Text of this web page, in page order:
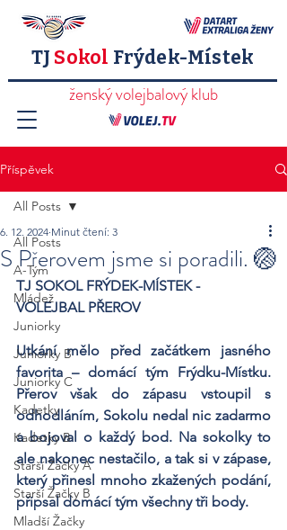
TJ Sokol Frýdek-Místek
ženský volejbalový klub
Příspěvek
All Posts
A-Tým
Mládež
Juniorky
Juniorky B
Juniorky C
Kadetky
Kadetky B
Starší Žačky A
Starší Žačky B
Mladší Žačky
All Posts
S Přerovem jsme si poradili. 🏐
6. 12. 2024 Minut čtení: 3
TJ SOKOL FRÝDEK-MÍSTEK -
VOLEJBAL PŘEROV
Utkání mělo před začátkem jasného
favorita – domácí tým Frýdku-Místku.
Přerov však do zápasu vstoupil s
odhodláním, Sokolu nedal nic zadarmo
a bojoval o každý bod. Na sokolky to
ale nakonec nestačilo, a tak si v zápase,
který přinesl mnoho zkažených podání,
připsal domácí tým všechny tři body.